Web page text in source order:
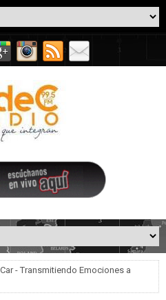
- Transmitiendo Emociones a